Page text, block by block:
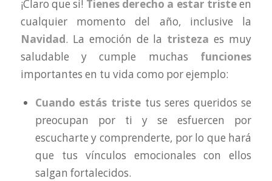
¡Claro que si! Tienes derecho a estar tristeen
cualquier momento del año, inclusive la
Navidad. La emoción de la tristeza es muy
saludable y cumple muchas funciones
importantes en tu vida como por ejemplo:
Cuando estás triste tus seres queridos se
preocupan por ti y se esfuercen por
escucharte y comprenderte, por lo que hará
que tus vínculos emocionales con ellos
salgan fortalecidos.